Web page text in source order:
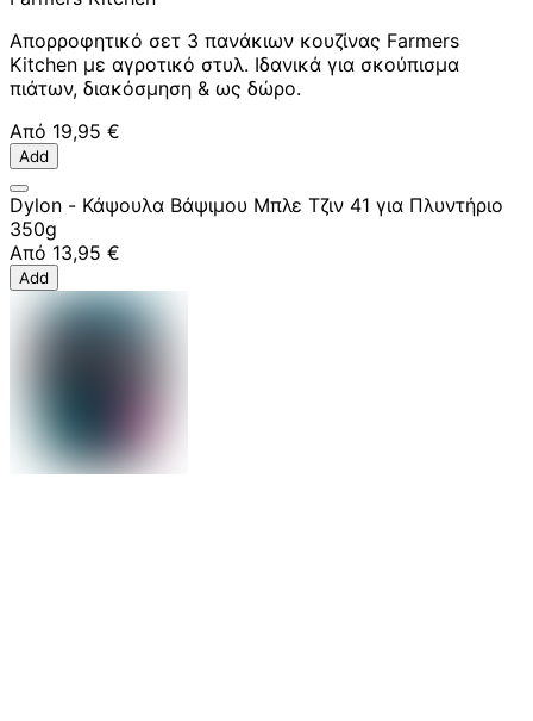
Απορροφητικό σετ 3 πανάκιων κουζίνας Farmers
Kitchen με αγροτικό στυλ. Ιδανικά για σκούπισμα
πιάτων, διακόσμηση & ως δώρο.
Από 19,95 €
Add
Dylon - Κάψουλα Βάψιμου Μπλε Τζιν 41 για Πλυντήριο
350g
Από 13,95 €
Add